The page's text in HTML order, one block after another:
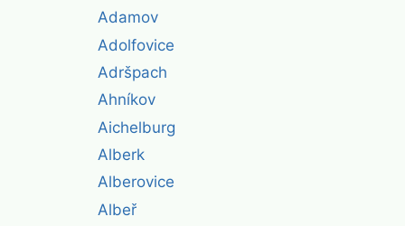
Adamov
Adolfovice
Adršpach
Ahníkov
Aichelburg
Alberk
Alberovice
Albeř